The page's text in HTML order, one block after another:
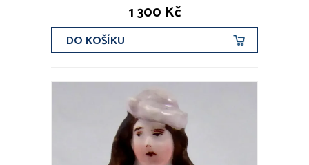
1 300 Kč
DO KOŠÍKU